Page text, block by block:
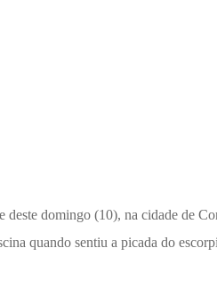
deste domingo (10), na cidade de
quando sentiu a picada do